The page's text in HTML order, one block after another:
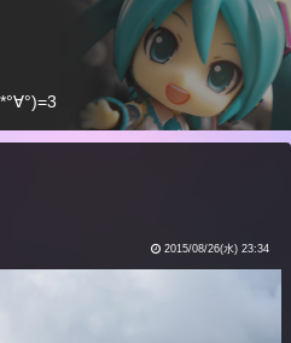
2015/08/26(水) 23:34